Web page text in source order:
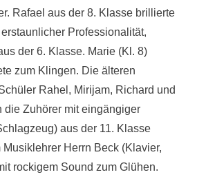
Rafael aus der 8. Klasse brillierte
Professionalität,
der 6. Klasse. Marie (Kl. 8)
zum Klingen. Die älteren
Rahel, Mirijam, Richard und
die Zuhörer mit eingängiger
aus der 11. Klasse
Musiklehrer Herrn Beck (Klavier,
rockigem Sound zum Glühen.